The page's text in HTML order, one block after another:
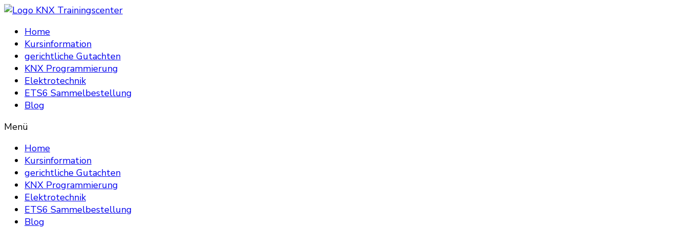
Home
Kursinformation
gerichtliche Gutachten
KNX Programmierung
Elektrotechnik
ETS6 Sammelbestellung
Blog
Menü
Home
Kursinformation
gerichtliche Gutachten
KNX Programmierung
Elektrotechnik
ETS6 Sammelbestellung
Blog